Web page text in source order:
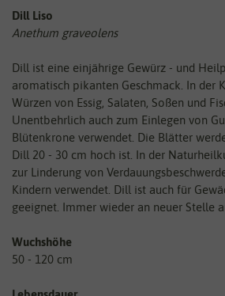
Dill Liso
Anethum graveolens
Dill ist eine einjährige Gewürz - und
aromatisch pikanten Geschmack. In der
Würzen von Essig, Salaten, Soßen und
Unentbehrlich auch zum Einlegen von
Blütenkrone verwendet. Die Blätter
Dill 20 - 30 cm hoch ist. In der
zur Linderung von
Kindern verwendet. Dill ist auch für
geeignet. Immer wieder an neuer Stelle
Wuchshöhe
50 - 120 cm